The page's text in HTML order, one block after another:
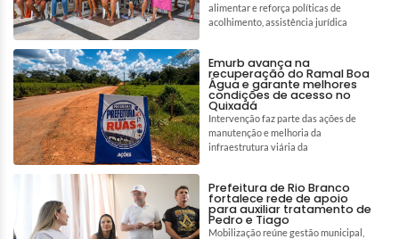
alimentar e reforça políticas de
acolhimento, assistência jurídica
Emurb avança na
recuperação do Ramal Boa
Água e garante melhores
condições de acesso no
Quixadá
Intervenção faz parte das ações de
manutenção e melhoria da
infraestrutura viária da
Prefeitura de Rio Branco
fortalece rede de apoio
para auxiliar tratamento de
Pedro e Tiago
Mobilização reúne gestão municipal,